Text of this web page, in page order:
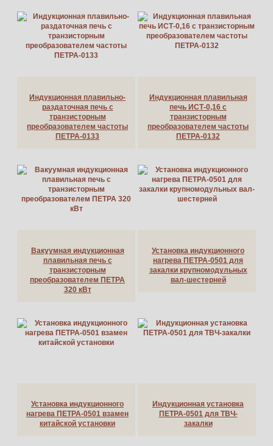
Индукционная плавильно-
раздаточная печь с
транзисторным
преобразователем частоты
ПЕТРА-0133
Индукционная плавильная
печь ИСТ-0,16 с
транзисторным
преобразователем частоты
ПЕТРА-0132
Вакуумная индукционная
плавильная печь с
транзисторным
преобразователем ПЕТРА
320 кВт
Установка индукционного
нагрева ПЕТРА-0501 для
закалки крупномодульных
вал-шестерней
Установка индукционного
нагрева ПЕТРА-0501 взамен
китайской установки
Индукционная установка
ПЕТРА-0501 для ТВЧ-
закалки